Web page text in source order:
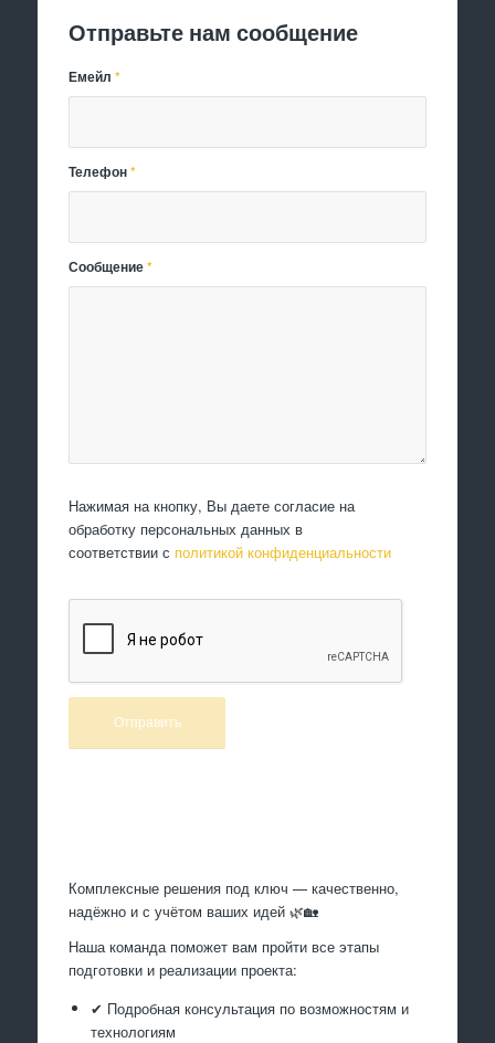
Отправьте нам сообщение
Емейл*
Телефон*
Сообщение*
Нажимая на кнопку, Вы даете согласие на
обработку персональных данных в
соответствии с политикой конфиденциальности
Комплексные решения под ключ — качественно,
надёжно и с учётом ваших идей 🌿🏡
Наша команда поможет вам пройти все этапы
подготовки и реализации проекта:
✔ Подробная консультация по возможностям и
технологиям